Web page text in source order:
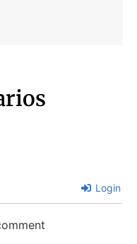
Login